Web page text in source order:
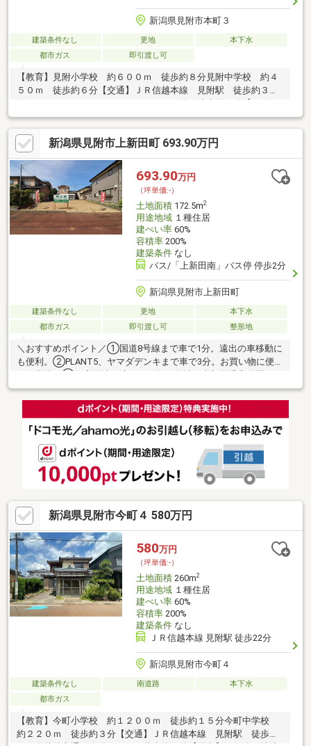
新潟県見附市本町３
建築条件なし 更地
本下水
都市ガス
即引渡し可
【教育】見附小学校 約６００ｍ 徒歩約８分見附中学校 約４
５０ｍ 徒歩約６分【交通】ＪＲ信越本線 見附駅 徒歩約３０
分みつけコミュニティバス ふぁみりあ前 徒歩約７分【お引き
渡し条件】・売主契約不適合責任免責・公拡法の届け出要【備
考】・現況測量実施予定・上水道、下水道のメーター無し－物件
情報－●見附小中学校まで徒歩８分圏内で、登下校も安心●コンビ
ニまで徒歩６分●国道８号線までお車約１０分●周辺は閑静な住宅
地
新潟県見附市上新田町 693.90万円
693.90万円
（坪単価:-）
土地面積172.5m2
用途地域１種住居
建ぺい率60%
容積率200%
建築条件なし
バス/「上新田南」バス停 停歩2分
新潟県見附市上新田町
建築条件なし 更地
本下水
都市ガス
即引渡し可 整形地
＼おすすめポイント／①国道8号線まで車で1分。遠出の車移動に
も便利。②PLANT5、ヤマダデンキまで車で3分。お買い物に便利
徒歩2分。④前面道路に消雪パイプ完備。冬季も安心。⑤商業施
設や銀行、郵便局などが徒歩5分圏内に揃った好立地。⑥景観豊
かな見附市民憩いの場”パティオ新潟”まで徒歩10分。
新潟県見附市今町４ 580万円
580万円
（坪単価:-）
土地面積260m2
用途地域１種住居
建ぺい率60%
容積率200%
建築条件なし
ＪＲ信越本線 見附駅 徒歩22分
新潟県見附市今町４
建築条件なし 南道路
本下水
都市ガス
【教育】今町小学校 約１２００ｍ 徒歩約１５分今町中学校
約２２０ｍ 徒歩約３分【交通】ＪＲ信越本線 見附駅 徒歩約